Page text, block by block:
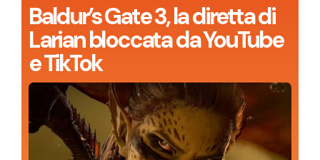
Baldur’s Gate 3, la diretta di
Larian bloccata da YouTube
e TikTok